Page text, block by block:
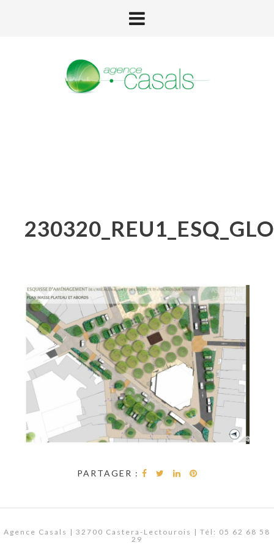
PARTAGER :
Agence Casals | 32700 Castera-Lectourois | Tél: 05 62 68 58
29